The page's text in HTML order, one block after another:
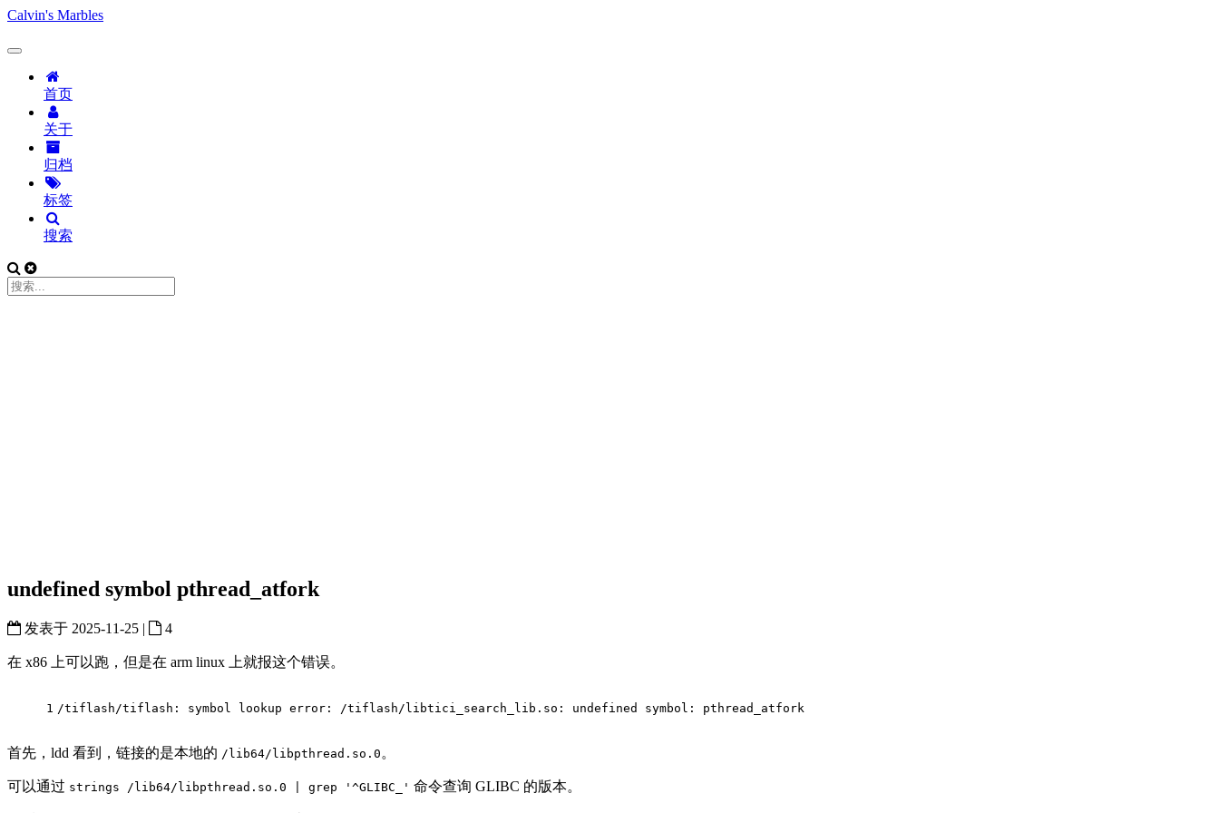
Calvin's Marbles
首页
关于
归档
标签
搜索
undefined symbol pthread_atfork
发表于 2025-11-25 | 4
在 x86 上可以跑，但是在 arm linux 上就报这个错误。
1 /tiflash/tiflash: symbol lookup error: /tiflash/libtici_search_lib.so: undefined symbol: pthread_atfork
首先，ldd 看到，链接的是本地的 /lib64/libpthread.so.0 。
可以通过 strings /lib64/libpthread.so.0 | grep '^GLIBC_' 命令查询 GLIBC 的版本。